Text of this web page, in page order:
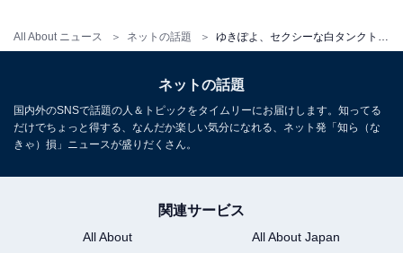
All About ニュース ネットの話題
ネットの話題
国内外のSNSで話題の人＆トピックをタイムリーにお届けします。知ってる
だけでちょっと得する、なんだか楽しい気分になれる、ネット発「知ら（な
きゃ）損」ニュースが盛りだくさん。
関連サービス
All About
All About Japan